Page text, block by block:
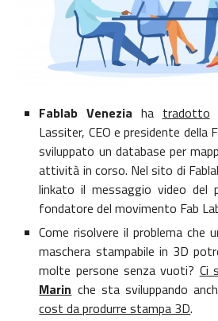
Fablab Venezia ha tradotto
Lassiter, CEO e presidente della
sviluppato un database per
attività in corso. Nel sito di
linkato il messaggio video del
fondatore del movimento Fab
Come risolvere il problema che
maschera stampabile in 3D
molte persone senza vuoti? Ci
Marin che sta sviluppando
cost da produrre stampa 3D.